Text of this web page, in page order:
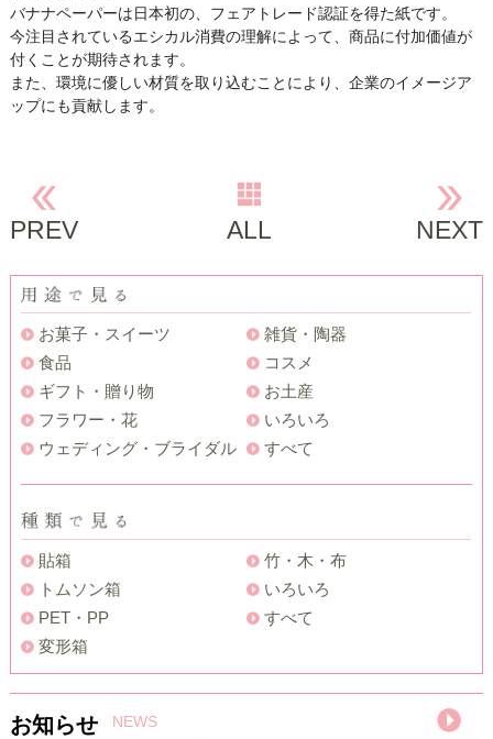
バナナペーパーは日本初の、フェアトレード認証を得た紙です。
今注目されているエシカル消費の理解によって、商品に付加価値が
付くことが期待されます。
また、環境に優しい材質を取り込むことにより、企業のイメージア
ップにも貢献します。
PREV ALL NEXT
お菓子・スイーツ
食品
ギフト・贈り物
フラワー・花
ウェディング・ブライダル
雑貨・陶器
コスメ
お土産
いろいろ
すべて
貼箱
トムソン箱
PET・PP
変形箱
竹・木・布
いろいろ
すべて
お知らせ NEWS